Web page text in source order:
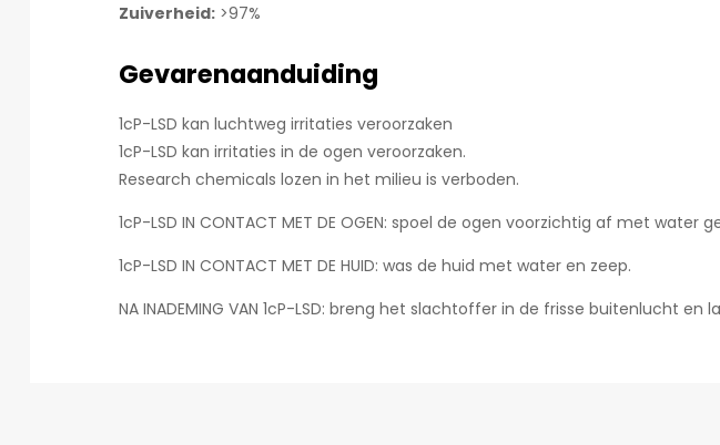
Zuiverheid: >97%
Gevarenaanduiding
1cP-LSD kan luchtweg irritaties veroorzaken
1cP-LSD kan irritaties in de ogen veroorzaken.
Research chemicals lozen in het milieu is verboden.
1cP-LSD IN CONTACT MET DE OGEN: spoel de ogen voorzichtig af met
1cP-LSD IN CONTACT MET DE HUID: was de huid met water en zeep.
NA INADEMING VAN 1cP-LSD: breng het slachtoffer in de frisse buitenlucht